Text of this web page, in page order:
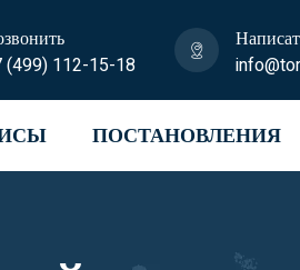
(499) 112-15-18
ПОСТАНОВЛЕНИЯ